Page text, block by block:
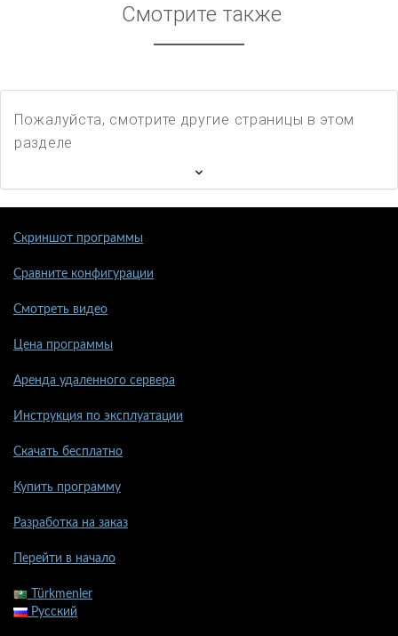
Смотрите также
Пожалуйста, смотрите другие страницы в этом
разделе
Скриншот программы
Сравните конфигурации
Смотреть видео
Цена программы
Аренда удаленного сервера
Инструкция по эксплуатации
Скачать бесплатно
Купить программу
Разработка на заказ
Перейти в начало
Türkmenler
Русский